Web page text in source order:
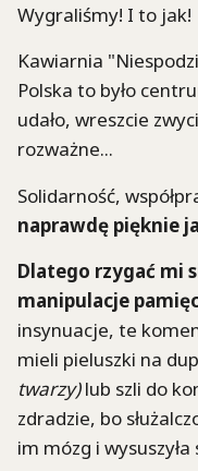
Wygraliśmy! I to jak!
Kawiarnia
Polska to było
udało, wreszcie
rozważne...
Solidarność,
naprawdę pięknie
Dlatego rzygać mi
manipulacje
insynuacje, te
mieli pieluszki na
twarzy)lub szli do
zdradzie, bo
im mózg i wysuszyła